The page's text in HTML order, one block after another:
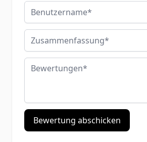
Benutzername
Zusammenfassung
Bewertungen
Bewertung abschicken